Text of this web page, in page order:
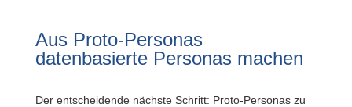
Aus Proto-Personas
datenbasierte Personas machen
Der entscheidende nächste Schritt: Proto-Personas zu